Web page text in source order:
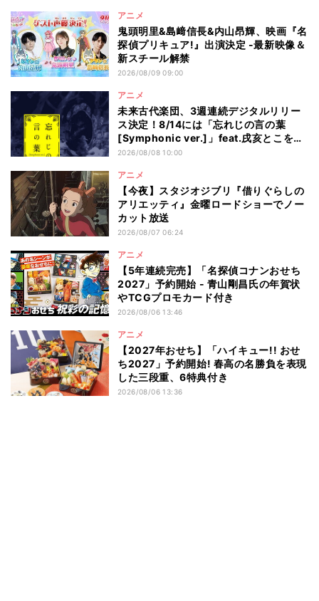
アニメ
鬼頭明里&島﨑信長&内山昂輝、映画『名
探偵プリキュア!』出演決定 -最新映像＆
新スチール解禁
2026/08/09 09:00
アニメ
未来古代楽団、3週連続デジタルリリー
ス決定！8/14には「忘れじの言の葉
[Symphonic ver.]」feat.戌亥とこを配
信
2026/08/08 10:00
アニメ
【今夜】スタジオジブリ『借りぐらしの
アリエッティ』金曜ロードショーでノー
カット放送
2026/08/07 06:24
アニメ
【5年連続完売】「名探偵コナンおせち
2027」予約開始 - 青山剛昌氏の年賀状
やTCGプロモカード付き
2026/08/06 13:46
アニメ
【2027年おせち】「ハイキュー!! おせ
ち2027」予約開始! 春高の名勝負を表現
した三段重、6特典付き
2026/08/06 13:36